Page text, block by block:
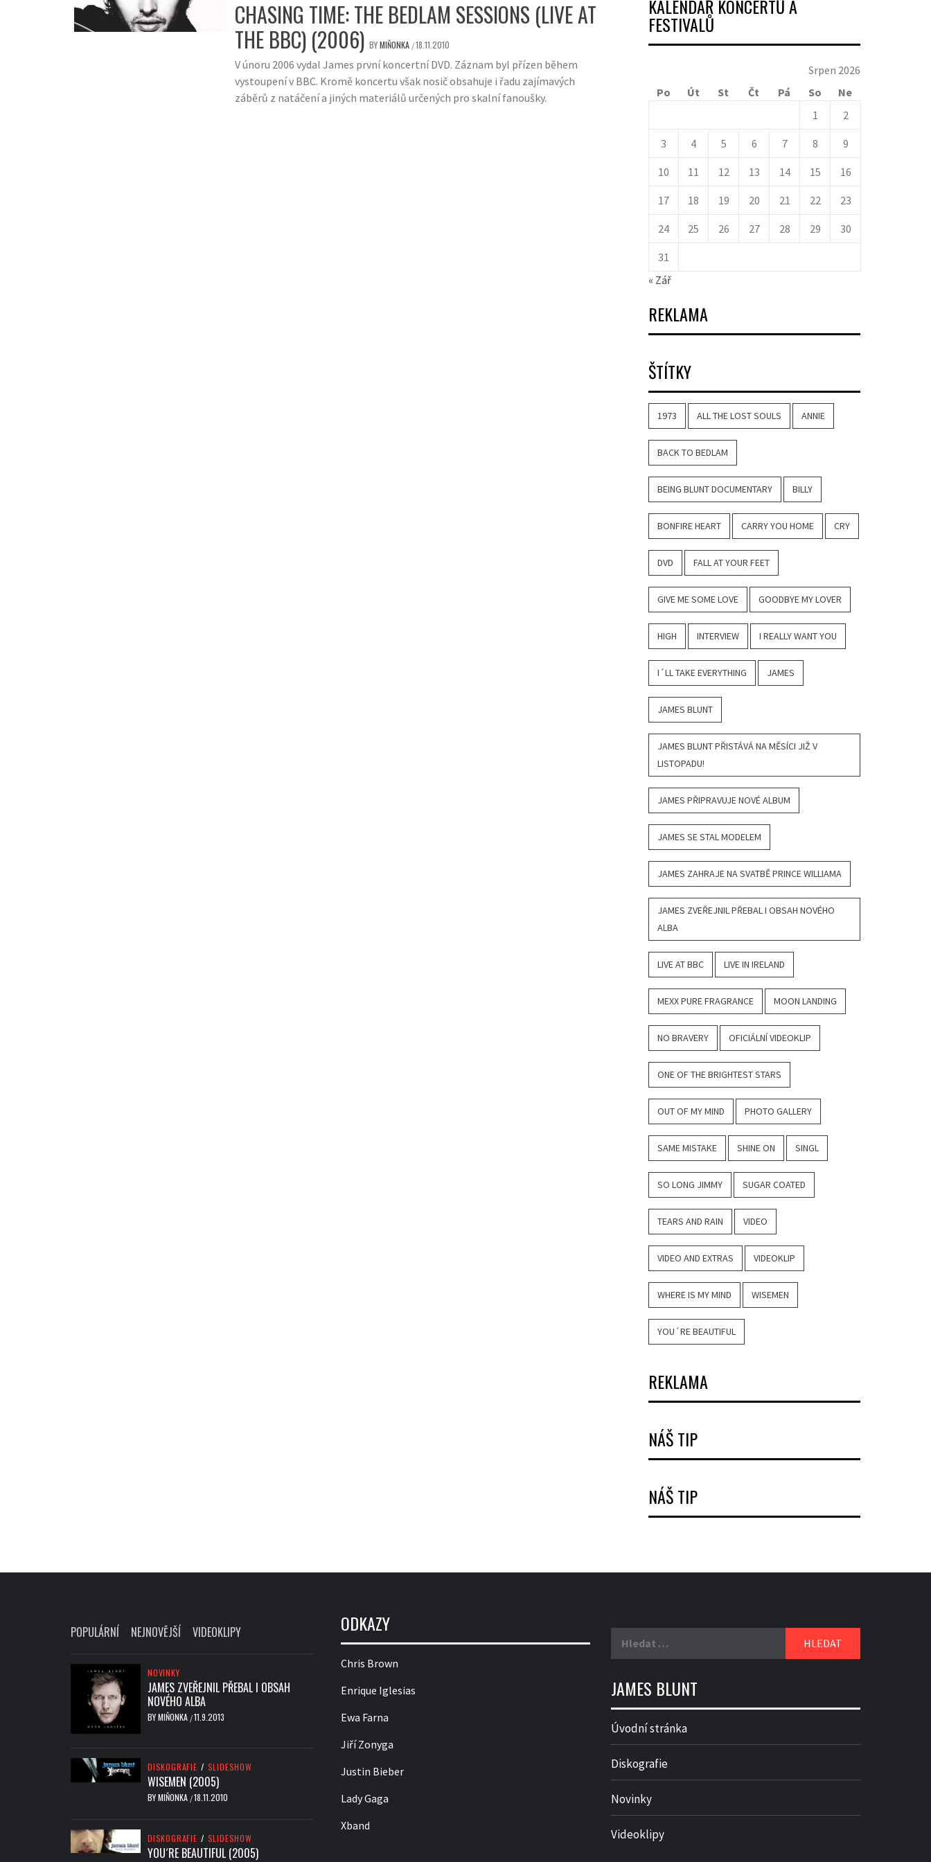
CHASING TIME: THE BEDLAM SESSIONS (LIVE AT
THE BBC) (2006) BYMIŇONKA /18.11.2010
V únoru 2006 vydal James první koncertní DVD. Záznam byl přízen během
vystoupení v BBC. Kromě koncertu však nosič obsahuje i řadu zajímavých
záběrů z natáčení a jiných materiálů určených pro skalní fanoušky.
KALENDÁŘ KONCERTŮ A
FESTIVALŮ
Srpen 2026
Po
Út St Čt Pá So
Ne
1
2
3 4 5 6 7 8 9
10 11 12 13 14 15 16
17 18 19 20 21 22 23
24 25 26 27 28 29 30
31
« Zář
REKLAMA
ŠTÍTKY
1973 ALL THE LOST SOULS ANNIE
BACK TO BEDLAM
BEING BLUNT DOCUMENTARY BILLY
BONFIRE HEART CARRY YOU HOME CRY
DVD FALL AT YOUR FEET
GIVE ME SOME LOVE GOODBYE MY LOVER
HIGH INTERVIEW I REALLY WANT YOU
I´LL TAKE EVERYTHING JAMES
JAMES BLUNT
JAMES BLUNT PŘISTÁVÁ NA MĚSÍCI JIŽ V
LISTOPADU!
JAMES PŘIPRAVUJE NOVÉ ALBUM
JAMES SE STAL MODELEM
JAMES ZAHRAJE NA SVATBĚ PRINCE WILLIAMA
JAMES ZVEŘEJNIL PŘEBAL I OBSAH NOVÉHO
ALBA
LIVE AT BBC LIVE IN IRELAND
MEXX PURE FRAGRANCE MOON LANDING
NO BRAVERY OFICIÁLNÍ VIDEOKLIP
ONE OF THE BRIGHTEST STARS
OUT OF MY MIND PHOTO GALLERY
SAME MISTAKE SHINE ON SINGL
SO LONG JIMMY SUGAR COATED
TEARS AND RAIN VIDEO
VIDEO AND EXTRAS VIDEOKLIP
WHERE IS MY MIND WISEMEN
YOU´RE BEAUTIFUL
REKLAMA
NÁŠ TIP
NÁŠ TIP
POPULÁRNÍ NEJNOVĚJŠÍ VIDEOKLIPY
NOVINKY
JAMES ZVEŘEJNIL PŘEBAL I OBSAH
NOVÉHO ALBA
BYMIŇONKA /11.9.2013
DISKOGRAFIE / SLIDESHOW
WISEMEN (2005)
BYMIŇONKA /18.11.2010
DISKOGRAFIE / SLIDESHOW
YOU´RE BEAUTIFUL (2005)
ODKAZY
Chris Brown
Enrique Iglesias
Ewa Farna
Jiří Zonyga
Justin Bieber
Lady Gaga
Xband
JAMES BLUNT
Úvodní stránka
Diskografie
Novinky
Videoklipy